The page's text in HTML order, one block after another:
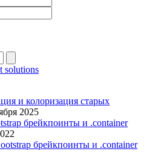
Поиск
и колоризация старых
2025
брейкпоинты и .container